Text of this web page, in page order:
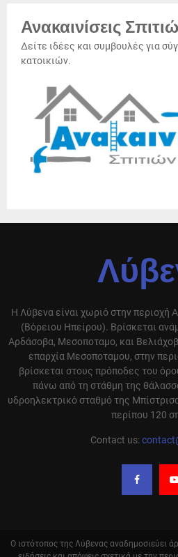
Ανακαινίσεις
Δείτε ιδέες και συμβουλές για
κατοικιών.
Η Λύβενα είναι χωριό στην περιοχή
(Βόρειου Ηπείρου). Βρίσκεται
Αρδάσοβα, Μεσοποταμο, και
επαρχία Μεσοποταμου, στην
βρίσκεται στους πρόποδες του
πάνω από τη στάθμη της
υδροηλεκτρικό σταθμό της
περίπου 120
Contact us:
Ο ιστότοπος της Λύβενας αναδημοσιεύει